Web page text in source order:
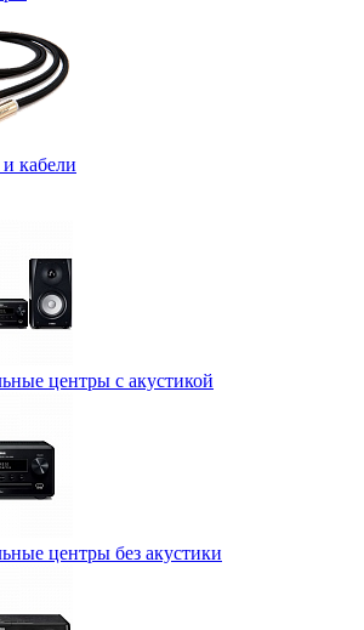
кабели
центры с акустикой
центры без акустики